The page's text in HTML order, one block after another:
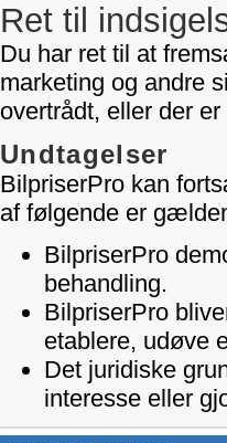
Ret til
Du har ret til at
marketing og andre
overtrådt, eller der
Undtagelser
BilpriserPro kan
af følgende er
BilpriserPro
behandling.
BilpriserPro
etablere, udøve
Det juridiske
interesse eller